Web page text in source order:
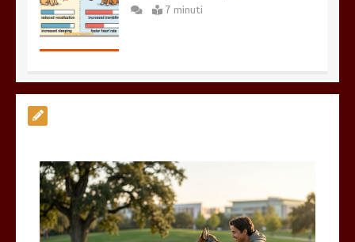
7 minuti
Giochi di attivazione mentale – il